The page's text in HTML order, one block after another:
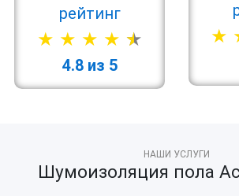
рейтинг
4.8 из 5
НАШИ УСЛУГИ
Шумоизоляция пола